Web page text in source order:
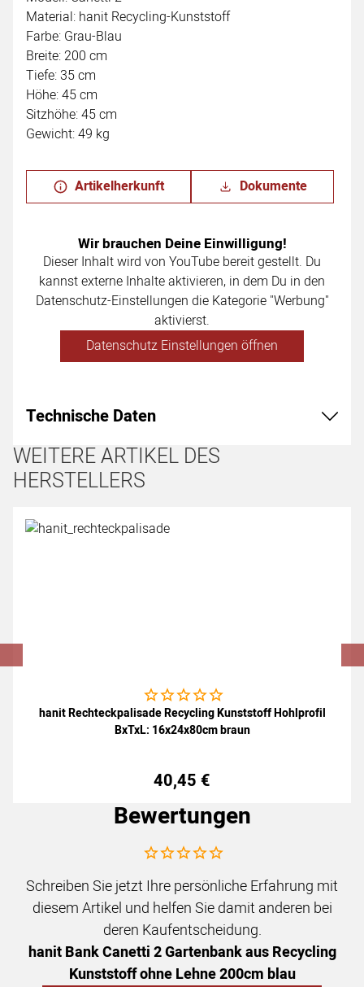
Material: hanit Recycling-Kunststoff
Farbe: Grau-Blau
Breite: 200 cm
Tiefe: 35 cm
Höhe: 45 cm
Sitzhöhe: 45 cm
Gewicht: 49 kg
Artikelherkunft Dokumente
Wir brauchen Deine Einwilligung!
Dieser Inhalt wird von YouTube bereit gestellt. Du
kannst externe Inhalte aktivieren, in dem Du in den
Datenschutz-Einstellungen die Kategorie "Werbung"
aktivierst.
Datenschutz Einstellungen öffnen
Technische Daten
WEITERE ARTIKEL DES
HERSTELLERS
Artikel überspringen
Noch keine Bewertungen abgegeben
hanit Rechteckpalisade Recycling Kunststoff Hohlprofil
BxTxL: 16x24x80cm braun
40,45 €
Bewertungen
Noch keine Bewertungen abgegeben
Schreiben Sie jetzt Ihre persönliche Erfahrung mit
diesem Artikel und helfen Sie damit anderen bei
deren Kaufentscheidung.
hanit Bank Canetti 2 Gartenbank aus Recycling
Kunststoff ohne Lehne 200cm blau